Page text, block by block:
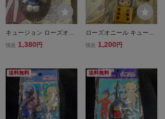
キュージョン ローズオニ
ールキューピー リボンの
現在 1,380円
送料無料
ローズオニール キューピ
ー キュージョン 根付 ス
現在 1,200円
送料無料